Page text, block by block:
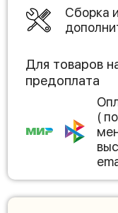
Сборка
Для товаров
предоплата
(